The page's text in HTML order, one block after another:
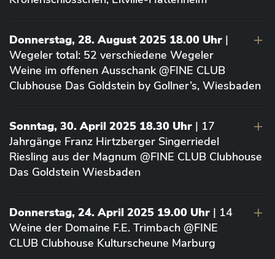
Donnerstag, 28. August 2025 18.00 Uhr |
Wegeler total: 52 verschiedene Wegeler
Weine im offenen Ausschank @FINE CLUB
Clubhouse Das Goldstein by Gollner’s, Wiesbaden
Sonntag, 30. April 2025 18.30 Uhr | 17
Jahrgänge Franz Hirtzberger Singerriedel
Riesling aus der Magnum @FINE CLUB Clubhouse
Das Goldstein Wiesbaden
Donnerstag, 24. April 2025 19.00 Uhr | 14
Weine der Domaine F.E. Trimbach @FINE
CLUB Clubhouse Kulturscheune Marburg